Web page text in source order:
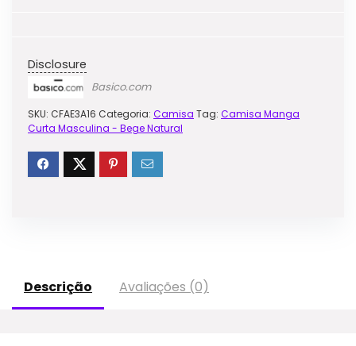
Disclosure
Basico.com
SKU: CFAE3A16 Categoria: Camisa Tag: Camisa Manga
Curta Masculina - Bege Natural
Descrição Avaliações (0)